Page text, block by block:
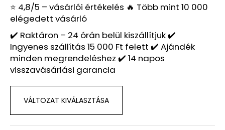
⭐ 4,8/5 – vásárlói értékelés 🔥 Több mint 10 000
elégedett vásárló
✔️ Raktáron – 24 órán belül kiszállítjuk ✔️
Ingyenes szállítás 15 000 Ft felett ✔️ Ajándék
minden megrendeléshez ✔️ 14 napos
visszavásárlási garancia
VÁLTOZAT KIVÁLASZTÁSA
A
LEGKELENDŐBB
FÉRFI
PARFÜMÖK
–
10
DARABOS
MINTACSOMAG
Ft4
990